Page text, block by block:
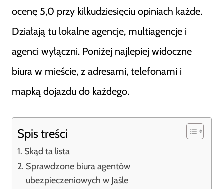
ocenę 5,0 przy kilkudziesięciu opiniach każde.
Działają tu lokalne agencje, multiagencje i
agenci wyłączni. Poniżej najlepiej widoczne
biura w mieście, z adresami, telefonami i
mapką dojazdu do każdego.
Spis treści
Skąd ta lista
Sprawdzone biura agentów
ubezpieczeniowych w Jaśle